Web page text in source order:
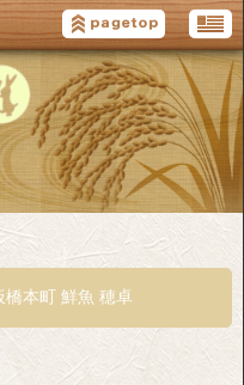
橋本町 鮮魚 穂卓